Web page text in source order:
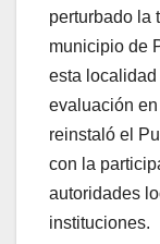
perturbado la
municipio de
esta
evaluación
reinstaló el
con la
autoridades
instituciones.